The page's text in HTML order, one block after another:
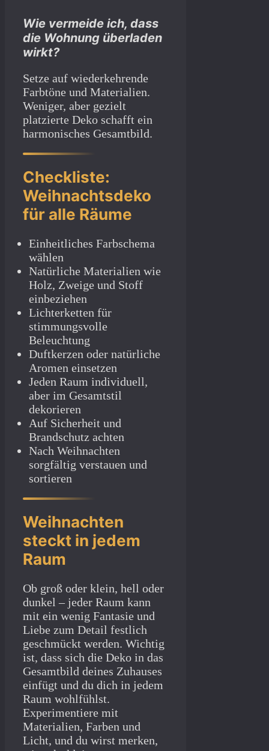
Wie vermeide ich, dass
die Wohnung überladen
wirkt?
Setze auf wiederkehrende
Farbtöne und Materialien.
Weniger, aber gezielt
platzierte Deko schafft ein
harmonisches Gesamtbild.
Checkliste:
Weihnachtsdeko
für alle Räume
Einheitliches Farbschema
wählen
Natürliche Materialien wie
Holz, Zweige und Stoff
einbeziehen
Lichterketten für
stimmungsvolle
Beleuchtung
Duftkerzen oder natürliche
Aromen einsetzen
Jeden Raum individuell,
aber im Gesamtstil
dekorieren
Auf Sicherheit und
Brandschutz achten
Nach Weihnachten
sorgfältig verstauen und
sortieren
Weihnachten
steckt in jedem
Raum
Ob groß oder klein, hell oder
dunkel – jeder Raum kann
mit ein wenig Fantasie und
Liebe zum Detail festlich
geschmückt werden. Wichtig
ist, dass sich die Deko in das
Gesamtbild deines Zuhauses
einfügt und du dich in jedem
Raum wohlfühlst.
Experimentiere mit
Materialien, Farben und
Licht, und du wirst merken,